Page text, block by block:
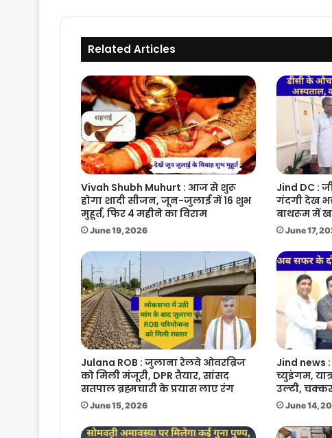
Related Articles
Vivah Shubh Muhurt : आज से शुरू
होगा शादी सीजन, जून-जुलाई में 16 शुभ
मुहूर्त, फिर 4 महीने का विराम
June 19, 2026
Jind DC :
गंदगी देख
बाथरूम में
June 17,
Julana ROB : जुलाना रेलवे ओवरब्रिज
को मिली मंजूरी, DPR तैयार, सांसद
सतपाल ब्रह्मचारी के प्रयास लाए रंग
June 15, 2026
Jind news
च्युइंगम,
उल्टी,
June 14,